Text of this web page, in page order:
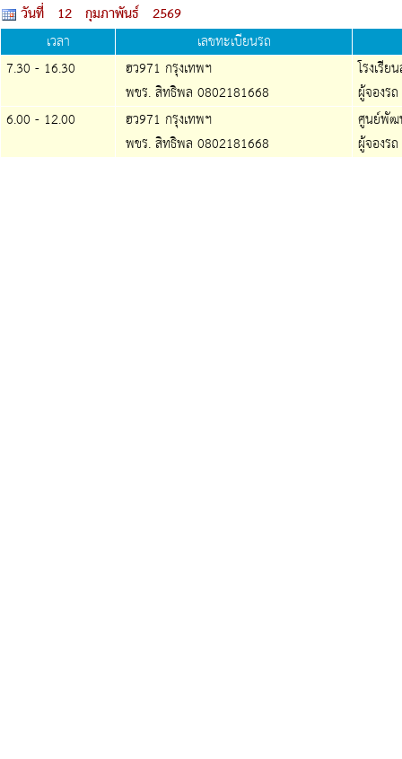
วันที่ 12 กุมภาพันธ์ 2569
เวลา
เลขทะเบียนรถ
7.30 - 16.30
ฮว971 กรุงเทพฯ
พขร. สิทธิพล 0802181668
โรงเรี
ผู้จองร
6.00 - 12.00
ฮว971 กรุงเทพฯ
พขร. สิทธิพล 0802181668
ศูนย์พัฒ
ผู้จองร